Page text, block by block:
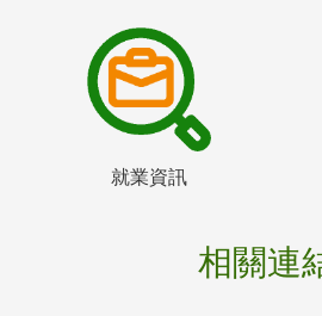
就業資訊
相關連